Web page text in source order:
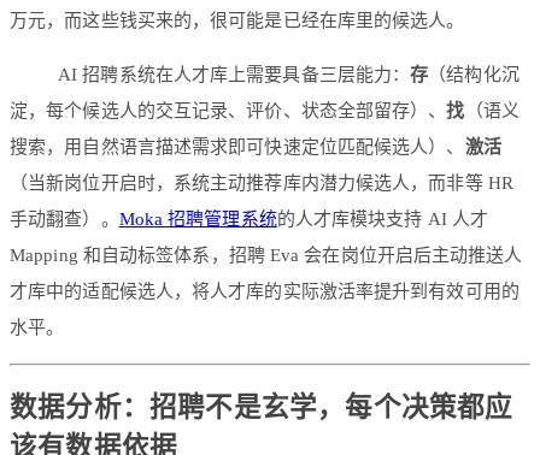
万元，而这些钱买来的，很可能是已经在库里的候选人。
AI 招聘系统在人才库上需要具备三层能力：存 （结构化沉
淀，每个候选人的交互记录、评价、状态全部留存）、找（语义
搜索，用自然语言描述需求即可快速定位匹配候选人）、 激活
（当新岗位开启时，系统主动推荐库内潜力候选人，而非等 HR
手动翻查）。 Moka 招聘管理系统的人才库模块支持 AI 人才
Mapping 和自动标签体系，招聘 Eva 会在岗位开启后主动推送人
才库中的适配候选人，将人才库的实际激活率提升到有效可用的
水平。
数据分析：招聘不是玄学，每个决策都应
该有数据依据